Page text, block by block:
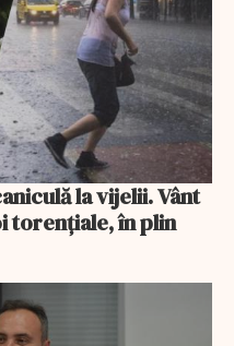
la vijelii. Vânt
torențiale, în plin